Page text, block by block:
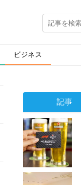
ビジネス
記事